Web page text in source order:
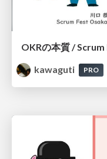
OKRの本質 /
kawaguti
PRO